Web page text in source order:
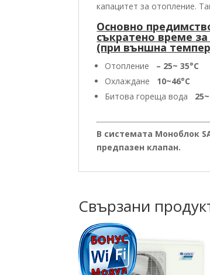
капацитет за отопление.
Основно
съкратено време
(при външна
Отопление
– 25~ 35°C
Охлаждане
10~46°C
Битова гореща вода
В системата Моноблок
предпазен клапан.
Свързани